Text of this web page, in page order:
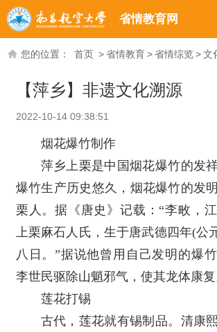
省情教育网
您的位置： 首页 >省情教育>省情综览>文
【萍乡】非遗文化溯源
2022-10-14 09:38:51
烟花爆竹制作
萍乡上栗是中国烟花爆竹的发
爆竹生产历史悠久，烟花爆竹的发
栗人。据《唐史》记载：“李畋，
上栗麻石人氏，生于唐武德四年(公
八日。”据说他曾用自己发明的爆
李世民驱除山魈邪气，使其龙体康复
莲花打锡
古代，莲花就有锡制品。清康